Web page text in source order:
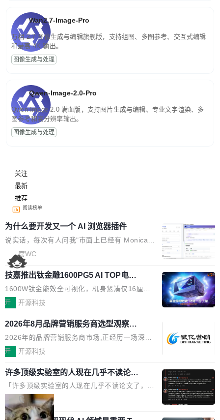
Wan2.7-Image-Pro
万相 2.7 图像生成与编辑旗舰版，支持组图、多图参考、交互式编辑
和最高 4K 输出。
图像生成与处理
Qwen-Image-2.0-Pro
Qwen-Image-2.0 满血版，支持图片生成与编辑、专业文字渲染、多
图参考和高分辨率输出。
图像生成与处理
关注
最新
推荐
阅读榜单
为什么要开发又一个 AI 浏览器插件
说实话，每次有人问我"市面上已经有 Monica、
Sider、Copilot for Chrome 这些 AI 浏览器插件
了，你为什么还要再做一个"，我都觉得这个问题
问得好。 因为我自己也是从用户变成开发者的。
现有产品的天花板 我用过不少 AI 浏览器插件。
刚开始觉得都挺好——选中一段文字，弹出解
要。但用久了你会发现，它们本质上都是同一类
东西：一个带网页上下文的聊天框。 它们能读取
页面的文本，然后把文本丢给大模型，再返回一
段回答。仅此而已。 这当然有用，但总觉得差点
意思。比如我在一个后台管理系统里，需要填50
个表单字段，每个字段还有联动逻辑；比如我
想...
席WC
技嘉推出钛金雕1600PG5 AI TOP电
源：为发烧级主机与本地AI算力打造旗
舰供电方案
1600W钛金能效全可视化，机身紧凑仅16厘米
继2026台北电脑展首度亮相后，技嘉科技近日正
电源专为发烧级DIY主机与本地AI算力平台打
造，整机长度仅16厘米，提供1600W额定功率
与80PLUS钛金能效；支持ATX 3.1与PCIe 5.1
规范，结合服务器级元件、完善供电线材与内置
实时LCD监控屏，可充分满足当下高阶PC主机
的严苛使用需求。 澎湃功率，紧凑机身 钛金雕1
600PG5 AI TOP具备强悍输出功率，同时实现
机身尺寸大幅精简。整机长度仅16厘米，属于同
开 开源科技
2026年8月品牌营销服务商选型观察：
从流量思维到品牌资产思维的范式转移
2026年的品牌营销服务商市场,正经历一场深刻
的价值重构。全球全案品牌代理机构市场从2025
复合增长率达5.44%,预计2032年将突破120亿美
元。数字广告与公共关系相关服务市场更是从20
25年的8463亿美元扩张至2026年的8763亿美
元。数字的背后是一个清晰的事实——品牌对专
开 开源科技
许多顶级实验室的人现在几乎不读论文
了
「许多顶级实验室的人现在几乎不读论文了，而
且他们认为 ICLR/ICML/NeurIPS 充斥着大量过
度宣传和欺诈。」 OpenAI 研究员 Keller Jorda
局